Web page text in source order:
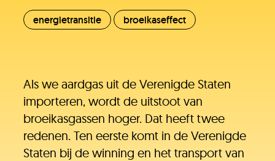
energietransitie broeikaseffect
Als we aardgas uit de Verenigde Staten
importeren, wordt de uitstoot van
broeikasgassen hoger. Dat heeft twee
redenen. Ten eerste komt in de Verenigde
Staten bij de winning en het transport van